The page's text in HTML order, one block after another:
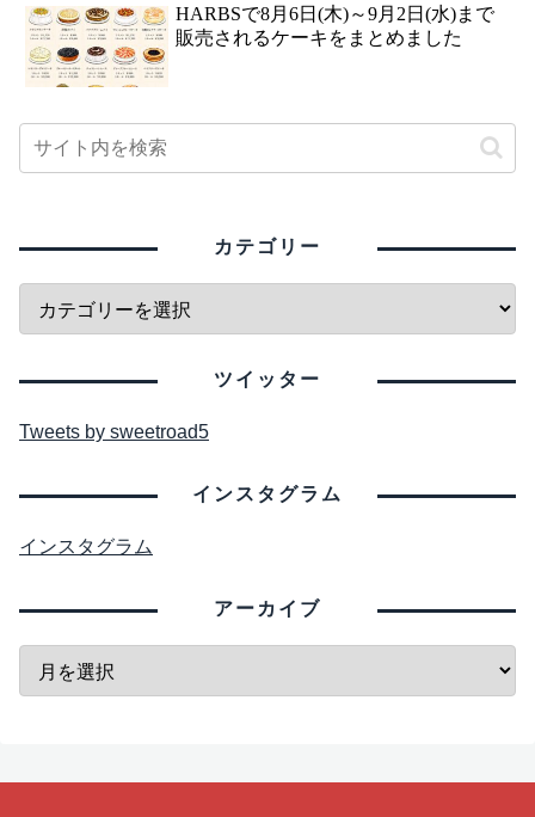
HARBSで8月6日(木)～9月2日(水)まで
販売されるケーキをまとめました
カテゴリー
ツイッター
Tweets by sweetroad5
インスタグラム
インスタグラム
アーカイブ